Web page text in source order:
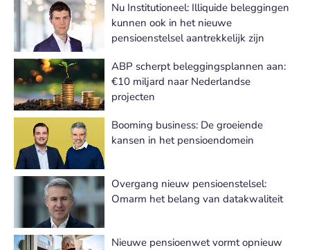
Nu Institutioneel: Illiquide beleggingen
kunnen ook in het nieuwe
pensioenstelsel aantrekkelijk zijn
ABP scherpt beleggingsplannen aan:
€10 miljard naar Nederlandse
projecten
Booming business: De groeiende
kansen in het pensioendomein
Overgang nieuw pensioenstelsel:
Omarm het belang van datakwaliteit
Nieuwe pensioenwet vormt opnieuw